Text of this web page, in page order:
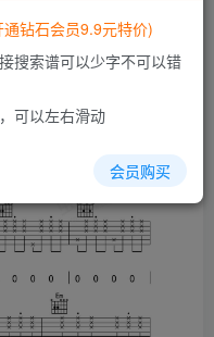
购买权限，请先开通会员
钻石会员9.9元特价)
搜索谱可以少字不可以错
可以左右滑动
会员购买